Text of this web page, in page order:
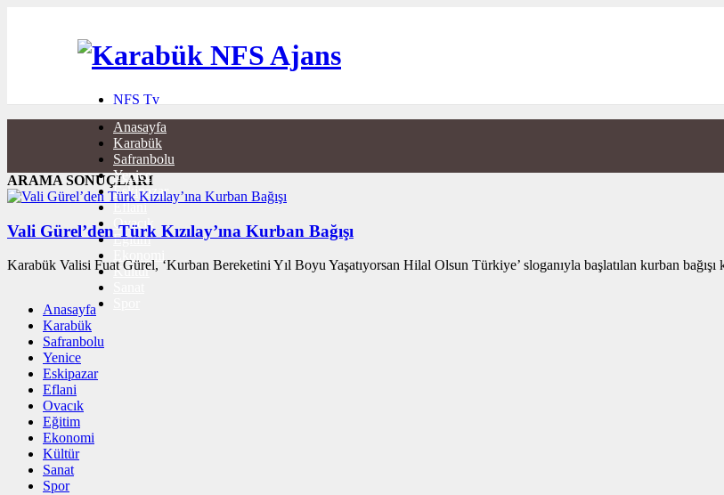
NFS Tv
HABER VER
BURÇLAR
İLETİŞİM
Anasayfa
Karabük
Safranbolu
Yenice
Eskipazar
Eflani
Ovacık
Eğitim
Kültür
ARAMA SONUÇLARI
Vali Gürel’den Türk Kızılay’ına Kurban Bağışı
Karabük Valisi Fuat Gürel, ‘Kurban Bereketini Yıl Boyu Yaşatıyorsan Hilal Olsun Türkiye’ sloganıyla başlatılan kurban bağışı
Anasayfa
Karabük
Safranbolu
Yenice
Eskipazar
Eflani
Ovacık
Eğitim
Ekonomi
Kültür
Sanat
Spor